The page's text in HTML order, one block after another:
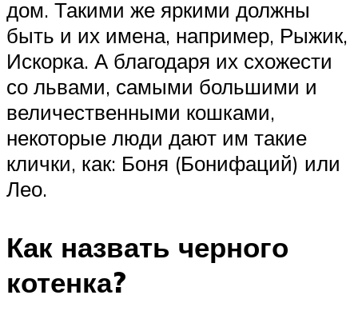
дом. Такими же яркими должны
быть и их имена, например, Рыжик,
Искорка. А благодаря их схожести
со львами, самыми большими и
величественными кошками,
некоторые люди дают им такие
клички, как: Боня (Бонифаций) или
Лео.
Как назвать черного
котенка?